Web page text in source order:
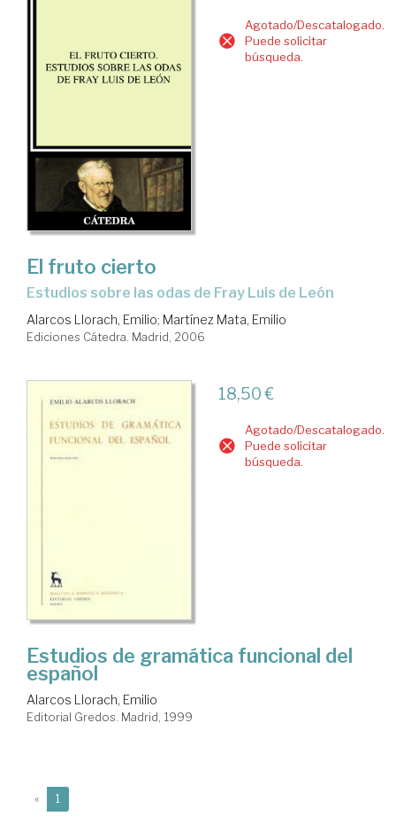
Agotado/Descatalogado.
Puede solicitar
búsqueda.
El fruto cierto
estudios sobre las odas de Fray Luis de León
Alarcos Llorach, Emilio; Martínez Mata, Emilio
Ediciones Cátedra. Madrid, 2006
18,50 €
Agotado/Descatalogado.
Puede solicitar
búsqueda.
Estudios de gramática funcional del
español
Alarcos Llorach, Emilio
Editorial Gredos. Madrid, 1999
« 1